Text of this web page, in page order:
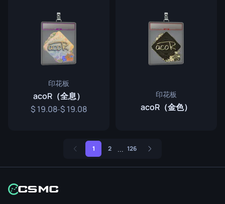
印花板
acoR（全息）
19.08- 19.08
印花板
acoR（金色）
1 2 ... 126